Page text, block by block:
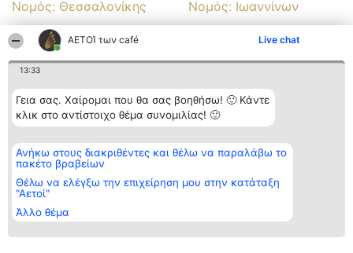
ΑΕΤΟΊ των café Live chat
13:33
Γεια σας. Χαίρομαι που θα σας βοηθήσω! 🙂 Κάντε
κλικ στο αντίστοιχο θέμα συνομιλίας! 🙂
Ανήκω στους διακριθέντες και θέλω να παραλάβω το
πακέτο βραβείων
Θέλω να ελέγξω την επιχείρηση μου στην κατάταξη
"Αετοί"
Άλλο θέμα
Νομός: Θεσσαλονίκης Νομός: Ιωαννίνων
Νομός: Καρδίτσας Νομός: Καστοριάς
Νομός: Κεφαλληνίας
Νομός: Κοζάνης Νομός: Κορινθίας
Νομός: Κυκλάδων Νομός: Λακωνίας
Νομός: Λάρισας Νομός: Λέσβου
Νομός: Λευκάδας Νομός: Μεσσηνίας